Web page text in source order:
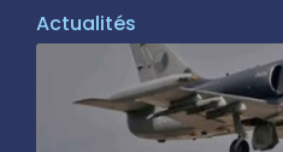
Actualités